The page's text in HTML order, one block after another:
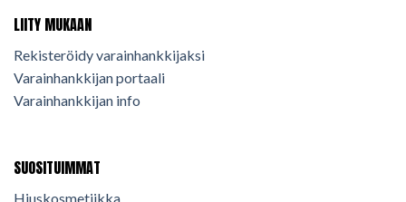
LIITY MUKAAN
Rekisteröidy varainhankkijaksi
Varainhankkijan portaali
Varainhankkijan info
SUOSITUIMMAT
Hiuskosmetiikka